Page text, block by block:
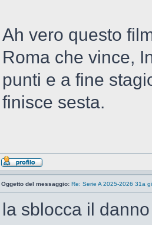
Ah vero questo
Roma che vince,
punti e a fine
finisce sesta.
Oggetto del messaggio: Re: Serie A 2025-2026 31a
la sblocca il